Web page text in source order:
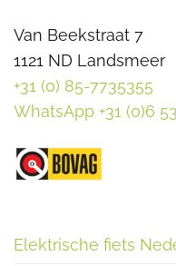
Van Beekstraat 7
1121 ND Landsmeer
+31 (0) 85-7735355
WhatsApp +31 (0)6
Elektrische fiets